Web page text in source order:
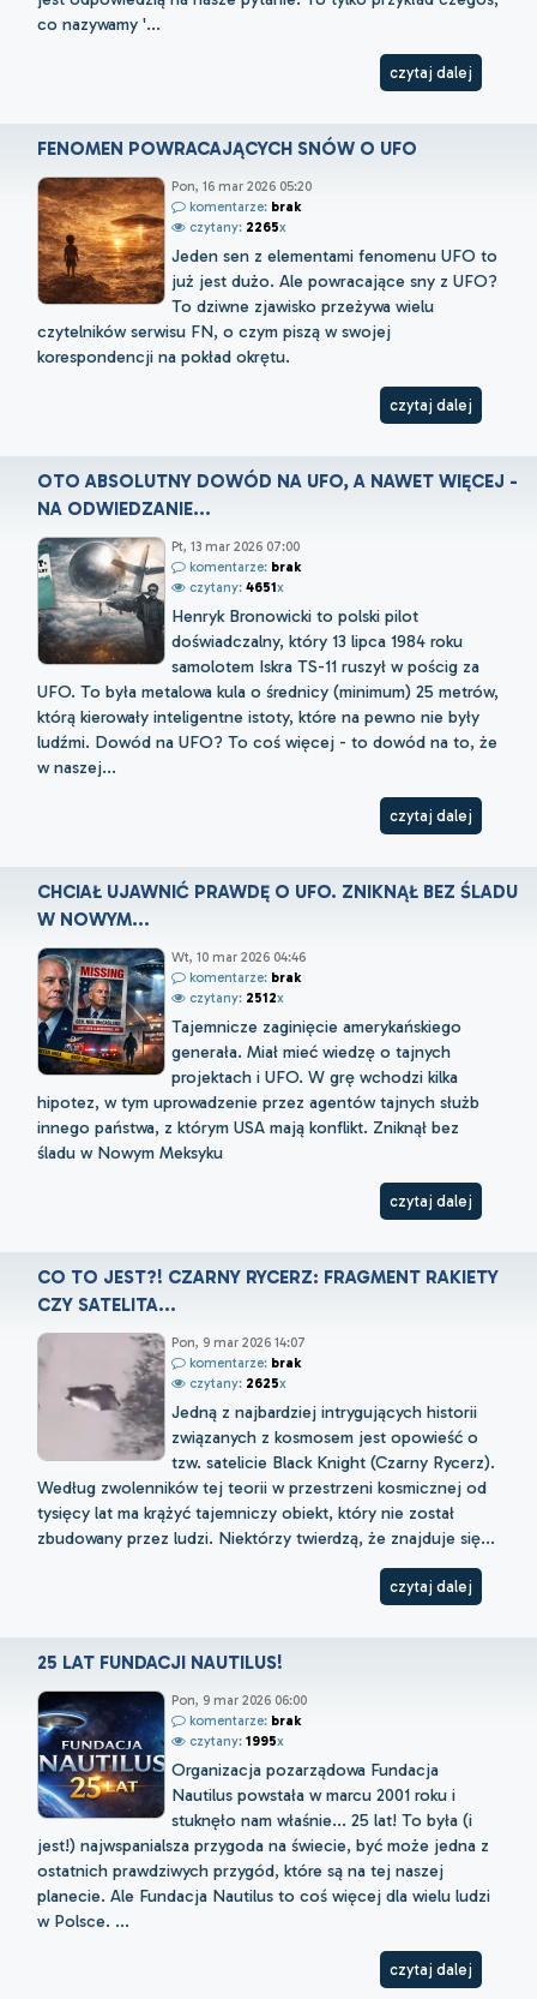
co nazywamy '...
czytaj dalej
FENOMEN POWRACAJĄCYCH SNÓW O UFO
Pon, 16 mar 2026 05:20
komentarze: brak
czytany: 2265x
Jeden sen z elementami fenomenu UFO to
już jest dużo. Ale powracające sny z UFO?
To dziwne zjawisko przeżywa wielu
czytelników serwisu FN, o czym piszą w swojej
korespondencji na pokład okrętu.
czytaj dalej
OTO ABSOLUTNY DOWÓD NA UFO, A NAWET WIĘCEJ -
NA ODWIEDZANIE...
Pt, 13 mar 2026 07:00
komentarze: brak
czytany: 4651x
Henryk Bronowicki to polski pilot
doświadczalny, który 13 lipca 1984 roku
samolotem Iskra TS-11 ruszył w pościg za
UFO. To była metalowa kula o średnicy (minimum) 25 metrów,
którą kierowały inteligentne istoty, które na pewno nie były
ludźmi. Dowód na UFO? To coś więcej - to dowód na to, że
w naszej...
czytaj dalej
CHCIAŁ UJAWNIĆ PRAWDĘ O UFO. ZNIKNĄŁ BEZ ŚLADU
W NOWYM...
Wt, 10 mar 2026 04:46
komentarze: brak
czytany: 2512x
Tajemnicze zaginięcie amerykańskiego
generała. Miał mieć wiedzę o tajnych
projektach i UFO. W grę wchodzi kilka
hipotez, w tym uprowadzenie przez agentów tajnych służb
innego państwa, z którym USA mają konflikt. Zniknął bez
śladu w Nowym Meksyku
czytaj dalej
CO TO JEST?! CZARNY RYCERZ: FRAGMENT RAKIETY
CZY SATELITA...
Pon, 9 mar 2026 14:07
komentarze: brak
czytany: 2625x
Jedną z najbardziej intrygujących historii
związanych z kosmosem jest opowieść o
tzw. satelicie Black Knight (Czarny Rycerz).
Według zwolenników tej teorii w przestrzeni kosmicznej od
tysięcy lat ma krążyć tajemniczy obiekt, który nie został
zbudowany przez ludzi. Niektórzy twierdzą, że znajduje się...
czytaj dalej
25 LAT FUNDACJI NAUTILUS!
Pon, 9 mar 2026 06:00
komentarze: brak
czytany: 1995x
Organizacja pozarządowa Fundacja
Nautilus powstała w marcu 2001 roku i
stuknęło nam właśnie... 25 lat! To była (i
jest!) najwspanialsza przygoda na świecie, być może jedna z
ostatnich prawdziwych przygód, które są na tej naszej
planecie. Ale Fundacja Nautilus to coś więcej dla wielu ludzi
w Polsce. ...
czytaj dalej